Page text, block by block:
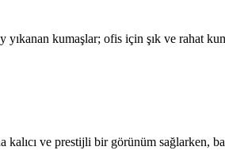
kumaşlar; ofis için şık ve rahat
ve prestijli bir görünüm sağlarken,